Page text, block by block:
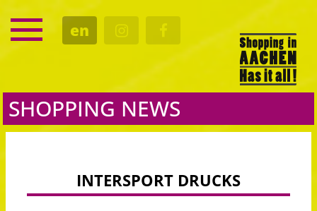
en
SERVICE
DATES
SHOPPING NEWS
INTERSPORT DRUCKS